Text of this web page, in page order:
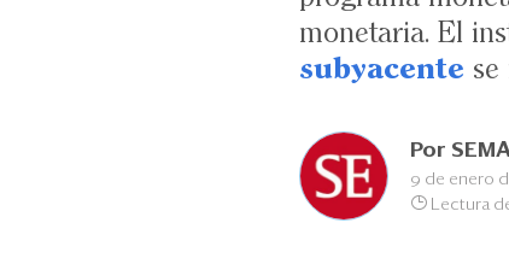
monetaria. El
subyacente se
Por
9 de enero
Lectura